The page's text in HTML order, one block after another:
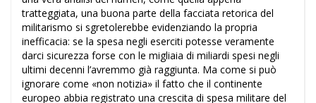
tratteggiata, una buona parte della facciata retorica del
militarismo si sgretolerebbe evidenziando la propria
inefficacia: se la spesa negli eserciti potesse veramente
darci sicurezza forse con le migliaia di miliardi spesi negli
ultimi decenni l’avremmo già raggiunta. Ma come si può
ignorare come «non notizia» il fatto che il continente
europeo abbia registrato una crescita di spesa militare del